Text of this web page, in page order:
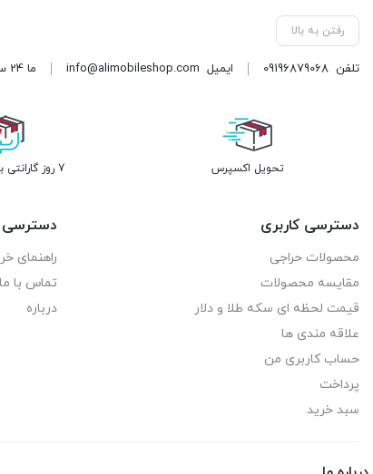
رفتن به بالا
تلفن 09196879068 ایمیل info@alimobileshop.com ما 24 ساعته 7 روز هفته پاسخگوی شما هستیم
تحویل اکسپرس 7 روز گارانتی بازگشت وجه
دسترسی کاربری
محصولات حراجی
مقایسه محصولات
قیمت لحظه ای سکه طلا و دلار
علاقه مندی ها
حساب کاربری من
پرداخت
سبد خرید
راهنمای
تماس با ما
درباره